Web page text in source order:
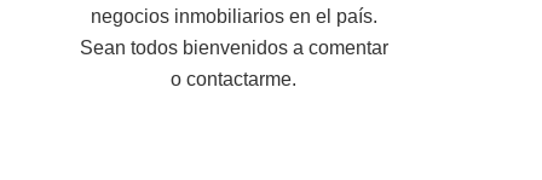
negocios inmobiliarios en el país.
Sean todos bienvenidos a comentar
o contactarme.